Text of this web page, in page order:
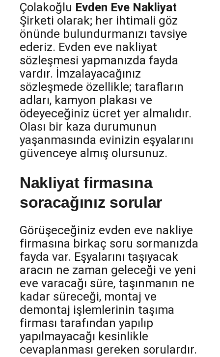
Çolakoğlu Evden Eve Nakliyat
Şirketi olarak; her ihtimali göz
önünde bulundurmanızı tavsiye
ederiz. Evden eve nakliyat
sözleşmesi yapmanızda fayda
vardır. İmzalayacağınız
sözleşmede özellikle; tarafların
adları, kamyon plakası ve
ödeyeceğiniz ücret yer almalıdır.
Olası bir kaza durumunun
yaşanmasında evinizin eşyalarını
güvenceye almış olursunuz.
Nakliyat firmasına
soracağınız sorular
Görüşeceğiniz evden eve nakliye
firmasına birkaç soru sormanızda
fayda var. Eşyalarını taşıyacak
aracın ne zaman geleceği ve yeni
eve varacağı süre, taşınmanın ne
kadar süreceği, montaj ve
demontaj işlemlerinin taşıma
firması tarafından yapılıp
yapılmayacağı kesinlikle
cevaplanması gereken sorulardır.